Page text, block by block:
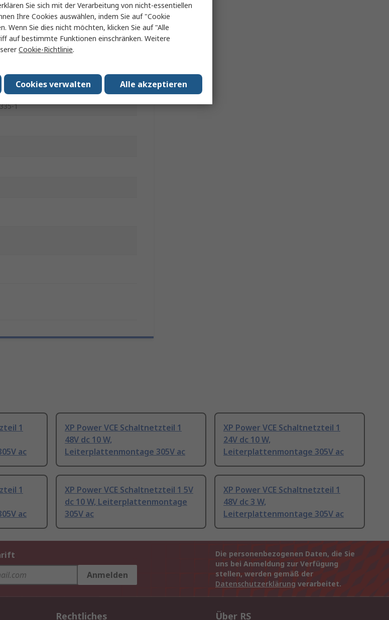
1, IEC 62368-1, EN 60335-1, EN
1
1
ac
XP Power VCE Schaltnetzteil 1
48V dc 10 W,
Leiterplattenmontage 305V ac
XP Power VCE Schaltnetzteil 1
24V dc 10 W,
Leiterplattenmontage 305V ac
1
ac
XP Power VCE Schaltnetzteil 1 5V
dc 10 W, Leiterplattenmontage
305V ac
XP Power VCE Schaltnetzteil 1
48V dc 3 W,
Leiterplattenmontage 305V ac
Anmelden
Die personenbezogenen Daten, die Sie
uns bei Anmeldung zur Verfügung
stellen, werden gemäß der
Datenschutzerklärung verarbeitet.
Rechtliches Über RS
Sie sich mit der Verarbeitung von nicht-essentiellen
Ihre Cookies auswählen, indem Sie auf "Cookie
Wenn Sie dies nicht möchten, klicken Sie auf "Alle
auf bestimmte Funktionen einschränken. Weitere
Cookie-Richtlinie.
Alle akzeptieren
Cookies verwalten